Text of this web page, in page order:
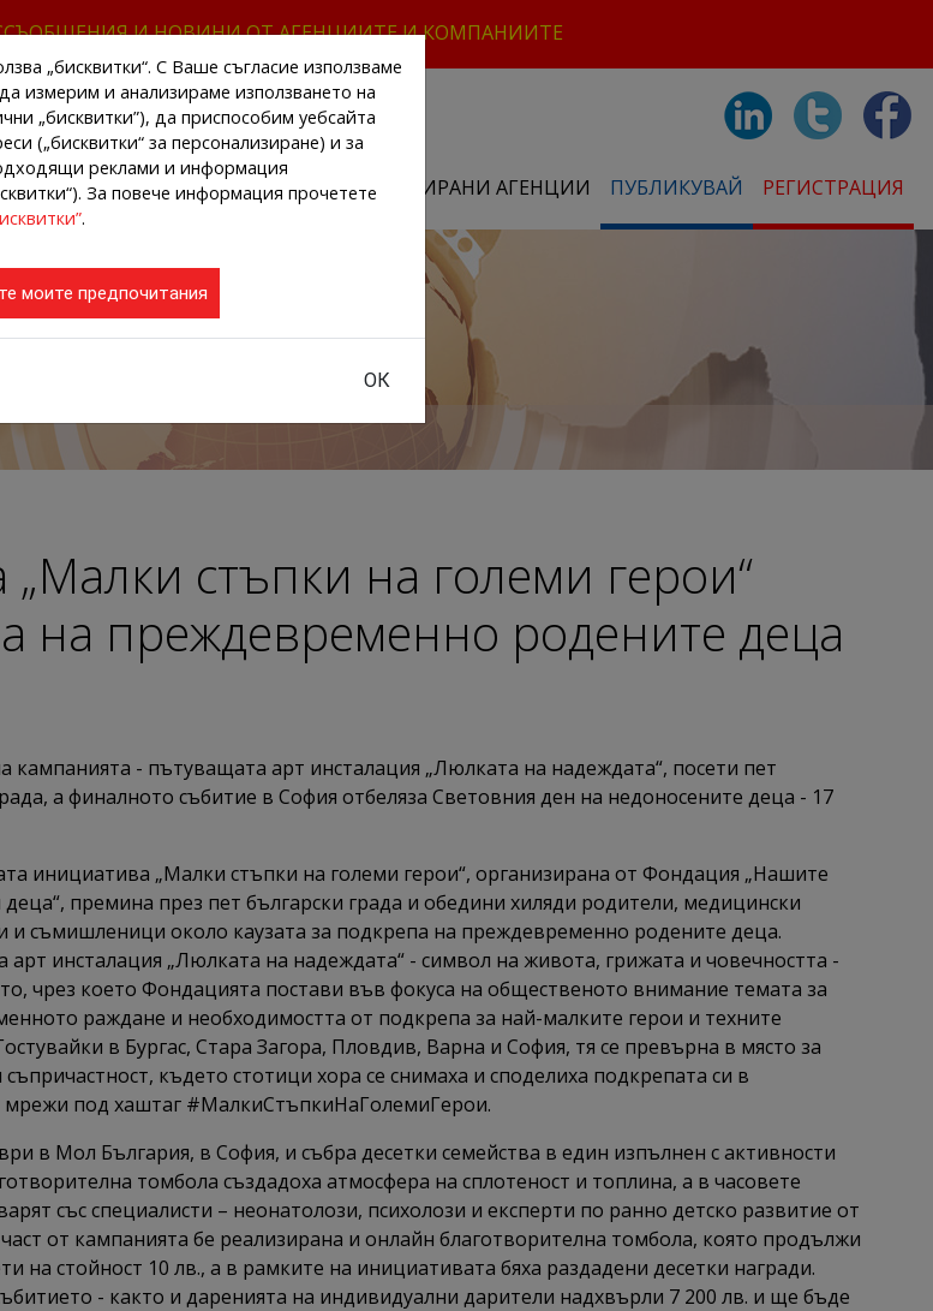
И НОВИНИ ОТ АГЕНЦИИТЕ И КОМПАНИИТЕ
НОВИНИ ОТ АГЕНЦИИТЕ РЕГИСТРИРАНИ АГЕНЦИИ ПУБЛИКУВАЙ РЕГИСТРАЦИЯ
стъпки на големи герои“
на преждевременно родените деца
кампанията - пътуващата арт инсталация „Люлката на надеждата“, посети пет
а финалното събитие в София отбеляза Световния ден на недоносените деца - 17
инициатива „Малки стъпки на големи герои“, организирана от Фондация „Нашите
премина през пет български града и обедини хиляди родители, медицински
и съмишленици около каузата за подкрепа на преждевременно родените деца.
инсталация „Люлката на надеждата“ - символ на живота, грижата и човечността -
чрез което Фондацията постави във фокуса на общественото внимание темата за
раждане и необходимостта от подкрепа за най-малките герои и техните
в Бургас, Стара Загора, Пловдив, Варна и София, тя се превърна в място за
съпричастност, където стотици хора се снимаха и споделиха подкрепата си в
мрежи под хаштаг #МалкиСтъпкиНаГолемиГерои.
в Мол България, в София, и събра десетки семейства в един изпълнен с активности
томбола създадоха атмосфера на сплотеност и топлина, а в часовете
със специалисти – неонатолози, психолози и експерти по ранно детско развитие от
от кампанията бе реализирана и онлайн благотворителна томбола, която продължи
на стойност 10 лв., а в рамките на инициативата бяха раздадени десетки награди.
- както и даренията на индивидуални дарители надхвърли 7 200 лв. и ще бъде
„бисквитки“. С Ваше съгласие използваме
да измерим и анализираме използването на
„бисквитки”), да приспособим уебсайта
(„бисквитки“ за персонализиране) и за
реклами и информация
За повече информация прочетете
.
моите предпочитания
ОК